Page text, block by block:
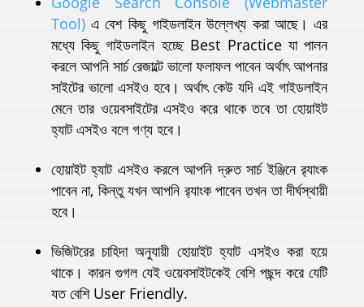
Tool)এ বেশ কিছু গাইডলাইন উল্লেখ্য করা আছে। এর
মধ্যে কিছু গাইডলাইন হচ্ছে Best Practice যা পালন
করলে আপনি সার্চ রেজাল্টে ভালো ফলাফল পাবেন অর্থাৎ আপনার
সাইটের ভালো এসইও হবে। অর্থাৎ কেউ যদি এই গাইডলাইন
মেনে তার ওয়েবসাইটের এসইও করে থাকে তবে তা হোয়াইট
হ্যাট এসইও বলে গণ্য হবে।
হোয়াইট হ্যাট এসইও করলে আপনি দ্রুত সার্চ ইঞ্জিনে র‍্যাংক
পাবেন না, কিন্তু যখন আপনি র‍্যাংক পাবেন তখন তা দীর্ঘস্থায়ী
হবে।
ভিজিটরের চাহিদা অনুযায়ী হোয়াইট হ্যাট এসইও করা হয়ে
থাকে। কারন গুগল যেই ওয়েবসাইটকেই বেশি পছন্দ করে যেটি
যত বেশি User Friendly.